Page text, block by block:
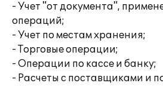
- Учет "от документа",
операций;
- Учет по местам хранения;
- Торговые операции;
- Операции по кассе и банку;
- Расчеты с поставщиками и